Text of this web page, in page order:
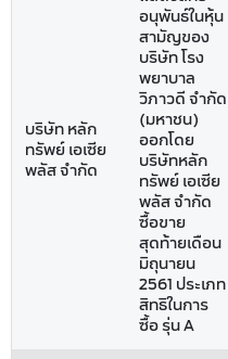
บริษัท หลัก
ทรัพย์ เอเซีย
พลัส จำกัด
อนุพันธ์ในหุ้น
สามัญของ
บริษัท โรง
พยาบาล
วิภาวดี จำกัด
(มหาชน)
ออกโดย
บริษัทหลัก
ทรัพย์ เอเซีย
พลัส จำกัด
ซื้อขาย
สุดท้ายเดือน
มิถุนายน
2561 ประเภท
สิทธิในการ
ซื้อ รุ่น A